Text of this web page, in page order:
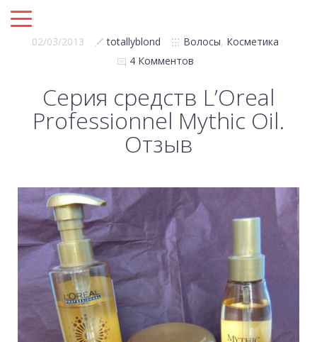
02/03/2013 totallyblond Волосы, Косметика
4 Комментов
Серия средств L’Oreal
Professionnel Mythic Oil.
Отзыв